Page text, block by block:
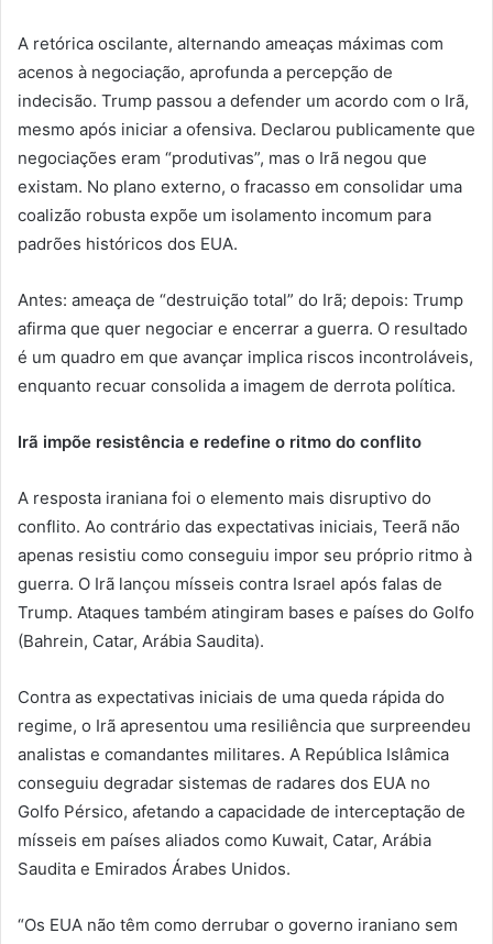
A retórica oscilante, alternando ameaças máximas com
acenos à negociação, aprofunda a percepção de
indecisão. Trump passou a defender um acordo com o Irã,
mesmo após iniciar a ofensiva. Declarou publicamente que
negociações eram “produtivas”, mas o Irã negou que
existam. No plano externo, o fracasso em consolidar uma
coalizão robusta expõe um isolamento incomum para
padrões históricos dos EUA.
Antes: ameaça de “destruição total” do Irã; depois: Trump
afirma que quer negociar e encerrar a guerra. O resultado
é um quadro em que avançar implica riscos incontroláveis,
enquanto recuar consolida a imagem de derrota política.
Irã impõe resistência e redefine o ritmo do conflito
A resposta iraniana foi o elemento mais disruptivo do
conflito. Ao contrário das expectativas iniciais, Teerã não
apenas resistiu como conseguiu impor seu próprio ritmo à
guerra. O Irã lançou mísseis contra Israel após falas de
Trump. Ataques também atingiram bases e países do Golfo
(Bahrein, Catar, Arábia Saudita).
Contra as expectativas iniciais de uma queda rápida do
regime, o Irã apresentou uma resiliência que surpreendeu
analistas e comandantes militares. A República Islâmica
conseguiu degradar sistemas de radares dos EUA no
Golfo Pérsico, afetando a capacidade de interceptação de
mísseis em países aliados como Kuwait, Catar, Arábia
Saudita e Emirados Árabes Unidos.
“Os EUA não têm como derrubar o governo iraniano sem